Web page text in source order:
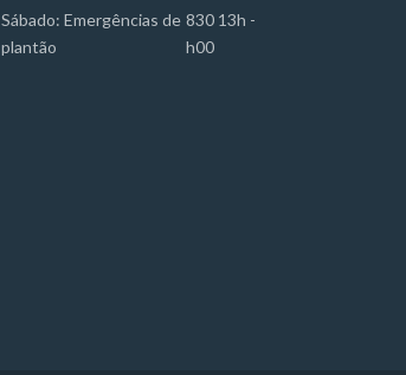
Sábado: Emergências de
plantão
830 13h -
h00